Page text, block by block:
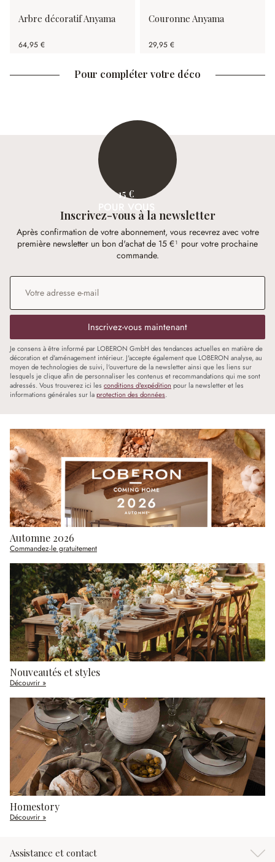
Arbre décoratif Anyama
64,95 €
Couronne Anyama
29,95 €
Pour compléter votre déco
15 €
POUR VOUS
Inscrivez-vous à la newsletter
Après confirmation de votre abonnement, vous recevrez avec votre
première newsletter un bon d'achat de 15 €¹ pour votre prochaine
commande.
Adresse e-mail
Inscrivez-vous maintenant
Je consens à être informé par LOBERON GmbH des tendances actuelles en matière de
décoration et d'aménagement intérieur. J'accepte également que LOBERON analyse, au
moyen de technologies de suivi, l'ouverture de la newsletter ainsi que les liens sur
lesquels je clique afin de personnaliser les contenus et recommandations qui me sont
adressés. Vous trouverez ici les conditions d'expédition pour la newsletter et les
informations générales sur laprotection des données.
Automne 2026
Commandez-le gratuitement
Nouveautés et styles
Découvrir »
Homestory
Découvrir »
Assistance et contact